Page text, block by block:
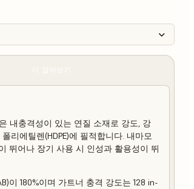
내충격성이 있는 연질 소재로 강도, 강
리에틸렌(HDPE)에 필적합니다. 내마모
뛰어나 장기 사용 시 인성과 활용성이 뛰
이 180%이며 가트너 충격 강도는 128 in-